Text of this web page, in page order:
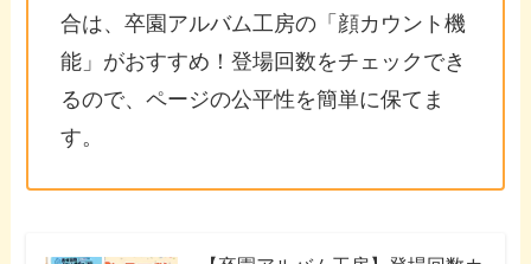
合は、卒園アルバム工房の「顔カウント機
能」がおすすめ！登場回数をチェックでき
るので、ページの公平性を簡単に保てま
す。